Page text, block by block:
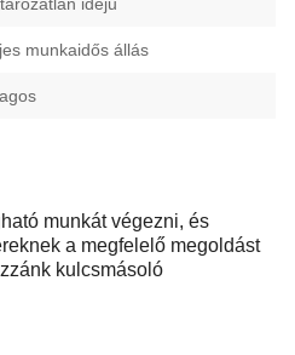
munkaidős állás
munkát végezni, és
a megfelelő megoldást
kulcsmásoló